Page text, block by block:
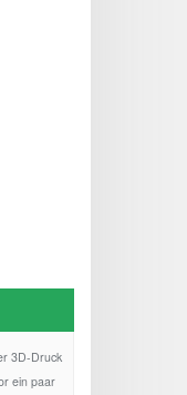
3D-Druck
ein paar